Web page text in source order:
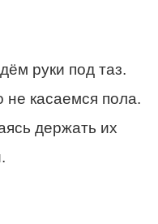
руки под таз.
не касаемся пола.
держать их